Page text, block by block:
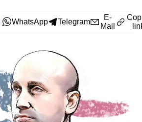
WhatsApp Telegram
E-
Mail